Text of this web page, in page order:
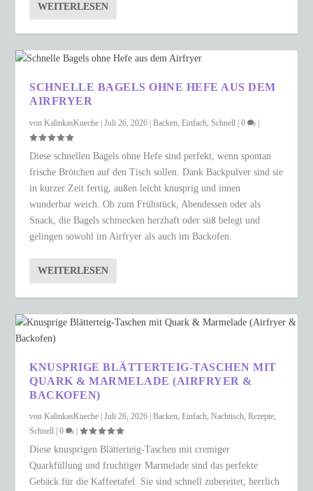
WEITERLESEN
SCHNELLE BAGELS OHNE HEFE AUS DEM
AIRFRYER
vonKalinkasKueche |Juli 26, 2026 |Backen,Einfach,Schnell |0 |
Diese schnellen Bagels ohne Hefe sind perfekt, wenn spontan
frische Brötchen auf den Tisch sollen. Dank Backpulver sind sie
in kurzer Zeit fertig, außen leicht knusprig und innen
wunderbar weich. Ob zum Frühstück, Abendessen oder als
Snack, die Bagels schmecken herzhaft oder süß belegt und
gelingen sowohl im Airfryer als auch im Backofen.
WEITERLESEN
KNUSPRIGE BLÄTTERTEIG-TASCHEN MIT
QUARK & MARMELADE (AIRFRYER &
BACKOFEN)
vonKalinkasKueche |Juli 26, 2026 |Backen,Einfach,Nachtisch,Rezepte,
Schnell |0 |
Diese knusprigen Blätterteig-Taschen mit cremiger
Quarkfüllung und fruchtiger Marmelade sind das perfekte
Gebäck für die Kaffeetafel. Sie sind schnell zubereitet, herrlich